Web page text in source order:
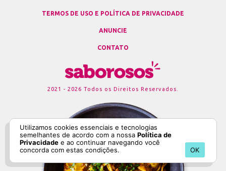
TERMOS DE USO E POLÍTICA DE PRIVACIDADE
ANUNCIE
CONTATO
2021 - 2026 Todos os Direitos Reservados.
Utilizamos cookies essenciais e tecnologias
semelhantes de acordo com a nossa Política de
Privacidadee ao continuar navegando você
concorda com estas condições.
OK